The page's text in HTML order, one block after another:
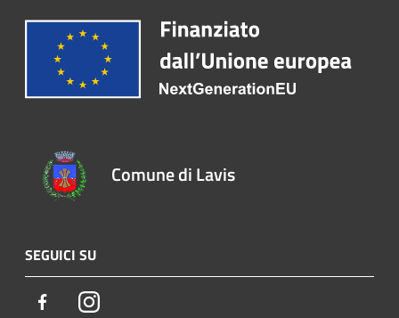
Comune di Lavis
SEGUICI SU
FacebookInstagram